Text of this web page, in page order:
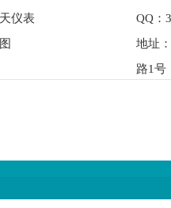
仪表
QQ：
地址
路1号